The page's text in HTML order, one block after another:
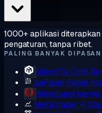
1000+ aplikasi
pengaturan, tanpa ribet.
PALING BANYAK
MikroTik CHR
aaPanel Panel
WireGuard
MetaTrader 4